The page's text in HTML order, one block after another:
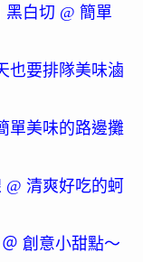
白切 @ 簡單
也要排隊美味滷
單美味的路邊攤
清爽好吃的蚵
創意小甜點～